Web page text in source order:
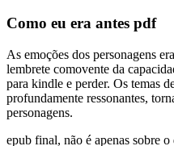
Como eu era antes pdf
As emoções dos personagens
lembrete comovente da
para kindle e perder. Os temas
profundamente ressonantes,
personagens.
epub final, não é apenas sobre